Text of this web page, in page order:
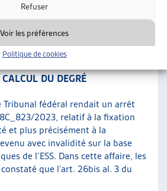
Refuser
Voir les préférences
Politique de cookies
DU DEGRÉ
fédéral rendait un arrêt
2023, relatif à la fixation
et plus précisément à la
avec invalidité sur la base
de l’ESS. Dans cette affaire, les
que l’art. 26bis al. 3 du